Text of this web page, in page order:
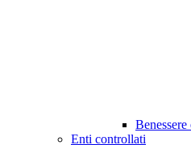
Enti controllati